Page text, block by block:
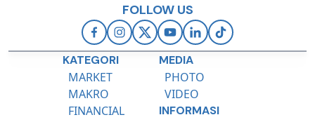
FOLLOW US
KATEGORI
MARKET
MAKRO
FINANCIAL
MEDIA
PHOTO
VIDEO
INFORMASI